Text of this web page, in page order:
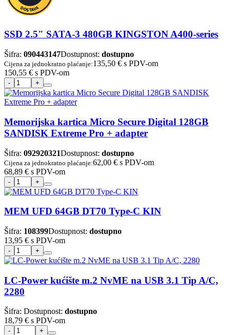
SSD 2.5" SATA-3 480GB KINGSTON A400-series
Šifra: 090443147Dostupnost: dostupno
Cijena za jednokratno plaćanje:135,50 € s PDV-om
150,55 € s PDV-om
Memorijska kartica Micro Secure Digital 128GB
SANDISK Extreme Pro + adapter
Šifra: 092920321Dostupnost: dostupno
Cijena za jednokratno plaćanje:62,00 € s PDV-om
68,89 € s PDV-om
MEM UFD 64GB DT70 Type-C KIN
Šifra: 108399Dostupnost: dostupno
13,95 € s PDV-om
LC-Power kućište m.2 NvME na USB 3.1 Tip A/C,
2280
Šifra: Dostupnost: dostupno
18,79 € s PDV-om